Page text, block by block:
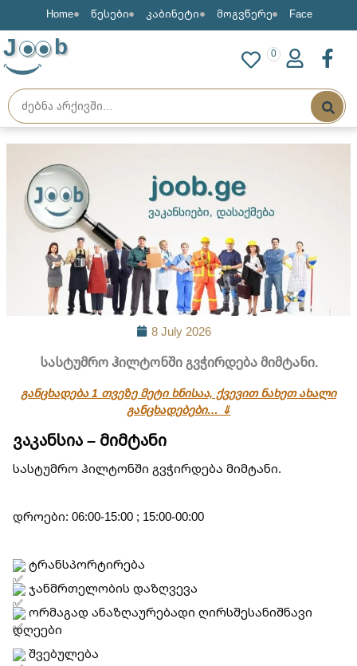
Home წესები კაბინეტი მოგვწერე Face
J b 0
8 July 2026
სასტუმრო ჰილტონში გვჭირდება მიმტანი.
განცხადება 1 თვეზე მეტი ხნისაა, ქვევით ნახეთ ახალი
განცხადებები… ⇓
ვაკანსია – მიმტანი
სასტუმრო ჰილტონში გვჭირდება მიმტანი.
დროები: 06:00-15:00 ; 15:00-00:00
ტრანსპორტირება
ჯანმრთელობის დაზღვევა
ორმაგად ანაზღაურებადი ღირსშესანიშნავი
დღეები
შვებულება